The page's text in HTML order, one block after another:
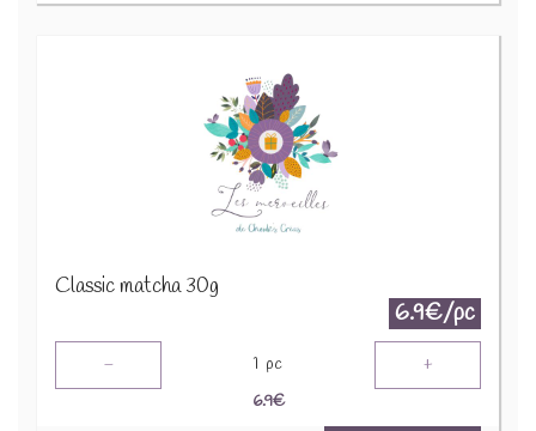
Classic matcha 30g
6.9€/pc
- 1 pc +
6.9€